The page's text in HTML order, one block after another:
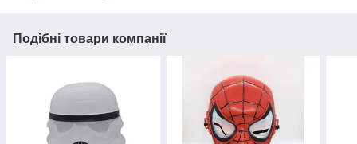
Подібні товари компанії